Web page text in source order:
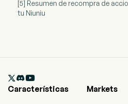
[5] Resumen de recompra de
tu Niuniu

Características
Markets